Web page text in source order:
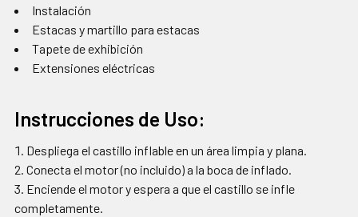
Instalación
Estacas y martillo para estacas
Tapete de exhibición
Extensiones eléctricas
Instrucciones de Uso:
Despliega el castillo inflable en un área limpia y plana.
Conecta el motor (no incluido) a la boca de inflado.
Enciende el motor y espera a que el castillo se infle
completamente.